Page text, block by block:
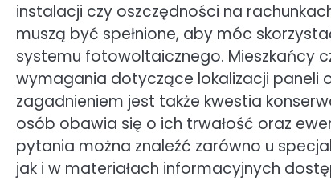
instalacji czy oszczędności na
muszą być spełnione, aby móc
systemu fotowoltaicznego. Mieszkańcy
wymagania dotyczące lokalizacji paneli
zagadnieniem jest także kwestia
osób obawia się o ich trwałość oraz
pytania można znaleźć zarówno u
jak i w materiałach informacyjnych